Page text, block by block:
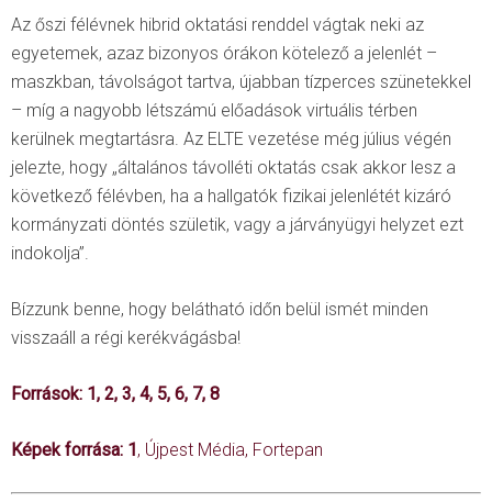
Az őszi félévnek hibrid oktatási renddel vágtak neki az
egyetemek, azaz bizonyos órákon kötelező a jelenlét –
maszkban, távolságot tartva, újabban tízperces szünetekkel
– míg a nagyobb létszámú előadások virtuális térben
kerülnek megtartásra. Az ELTE vezetése még július végén
jelezte, hogy „általános távolléti oktatás csak akkor lesz a
következő félévben, ha a hallgatók fizikai jelenlétét kizáró
kormányzati döntés születik, vagy a járványügyi helyzet ezt
indokolja”.
Bízzunk benne, hogy belátható időn belül ismét minden
visszaáll a régi kerékvágásba!
Források: 1, 2, 3, 4, 5, 6, 7, 8
Képek forrása: 1, Újpest Média, Fortepan